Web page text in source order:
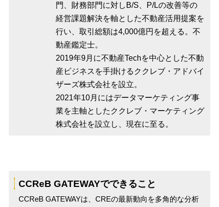
門、財務部門に対しB/S、P/Lの改善等の
経営課題解決を軸とした不動産活用提案を
行い、取引総額は4,000億円を超える。不
動産鑑定士。
2019年9月に不動産Techを中心とした不動
産ビジネスを手掛けるククレブ・アドバイ
ザーズ株式会社を設立。
2021年10月にはデータマーケティング事
業を主軸としたククレブ・マーケティング
株式会社を設立し、現在に至る。
CCReB GATEWAYでできること
CCReB GATEWAYは、CREの最新動向を多角的な分析